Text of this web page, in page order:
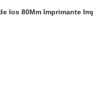
los 80Mm Imprimante